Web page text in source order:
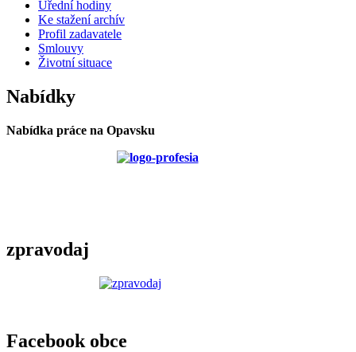
Úřední hodiny
Ke stažení archív
Profil zadavatele
Smlouvy
Životní situace
Nabídky
Nabídka práce na Opavsku
zpravodaj
Facebook obce